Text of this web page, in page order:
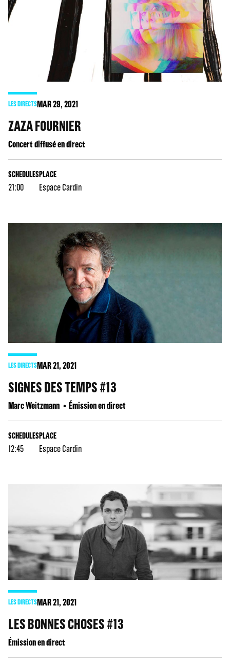
LES DIRECTSMAR29, 2021
ZAZA FOURNIER
Concert diffusé en direct
SCHEDULES
21:00
PLACE
Espace Cardin
LES DIRECTSMAR21, 2021
SIGNES DES TEMPS #13
Marc Weitzmann Émission en direct
SCHEDULES
12:45
PLACE
Espace Cardin
LES DIRECTSMAR21, 2021
LES BONNES CHOSES #13
Émission en direct